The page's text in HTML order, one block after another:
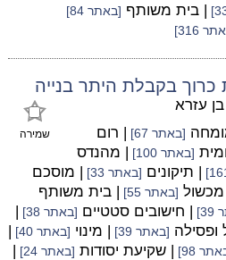
| בית משותף [באתר 84]
316]
כרוך בקבלת היתר בנייה
שמירה
עזרא
[באתר 67]
| רום
[באתר 100] | מהנדס
| תיקונים [באתר 33] | מוסכם
[באתר 55] | בית משותף
| חישובים סטטיים [באתר 38]
|
ופסילה [באתר 39] | מינוי [באתר 40]
|
98] | שקיעת יסודות [באתר 24]
|